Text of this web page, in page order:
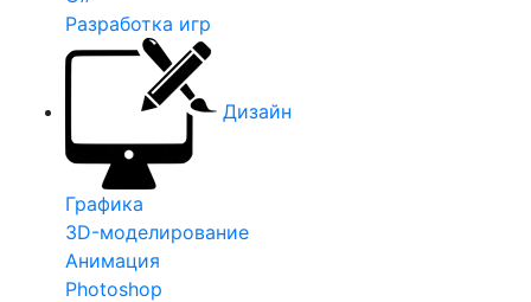
Разработка игр
Дизайн
Графика
3D-моделирование
Анимация
Photoshop